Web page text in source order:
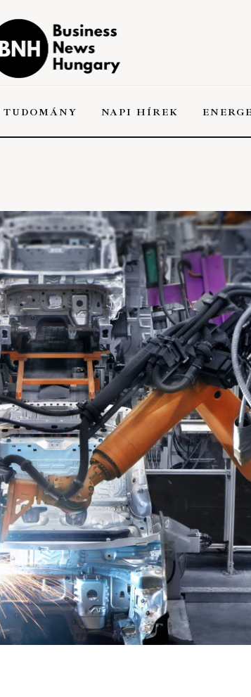
TUDOMÁNY NAPI HÍREK
TUDOMÁNY NAPI HÍREK
News